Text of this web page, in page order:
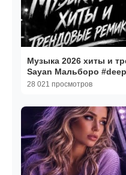
Музыка 2026 хиты и
Sayan Мальборо #deephouse carmusic Лучшие
Песни 2026
28 021 просмотров